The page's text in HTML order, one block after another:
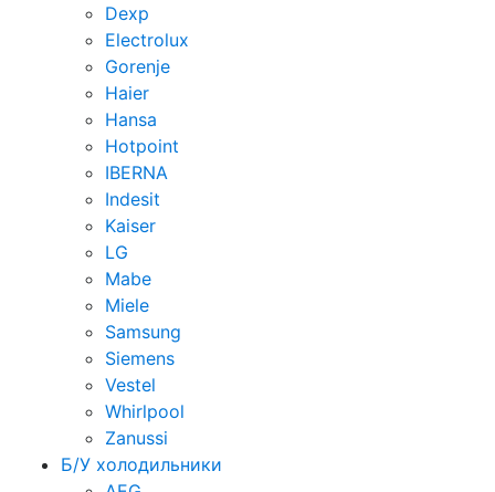
Dexp
Electrolux
Gorenje
Haier
Hansa
Hotpoint
IBERNA
Indesit
Kaiser
LG
Mabe
Miele
Samsung
Siemens
Vestel
Whirlpool
Zanussi
Б/У холодильники